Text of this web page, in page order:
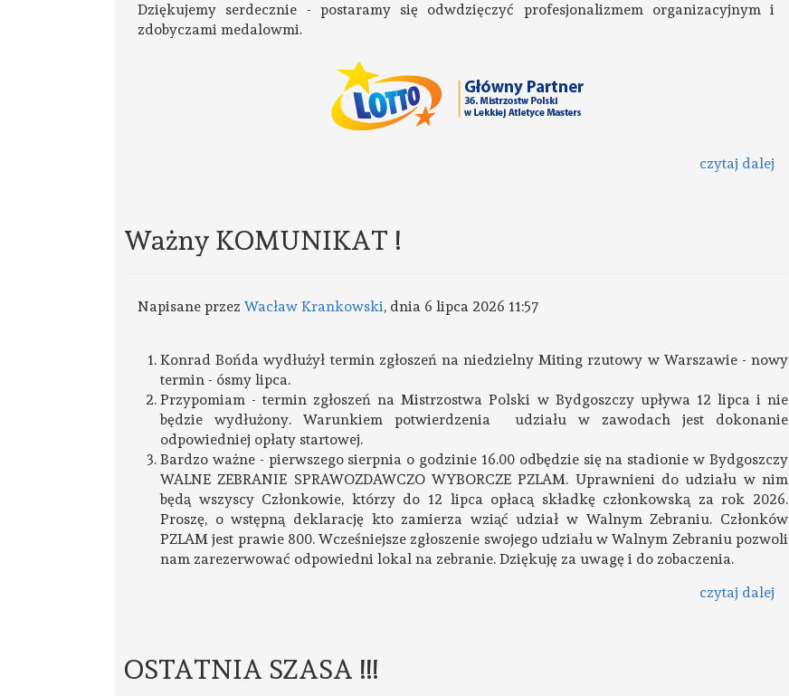
Dziękujemy serdecznie - postaramy się odwdzięczyć profesjonalizmem organizacyjnym i
zdobyczami medalowmi.
czytaj dalej
Ważny KOMUNIKAT !
Napisane przez Wacław Krankowski, dnia 6 lipca 2026 11:57
Konrad Bońda wydłużył termin zgłoszeń na niedzielny Miting rzutowy w Warszawie - nowy
termin - ósmy lipca.
Przypomiam - termin zgłoszeń na Mistrzostwa Polski w Bydgoszczy upływa 12 lipca i nie
będzie wydłużony. Warunkiem potwierdzenia udziału w zawodach jest dokonanie
odpowiedniej opłaty startowej.
Bardzo ważne - pierwszego sierpnia o godzinie 16.00 odbędzie się na stadionie w Bydgoszczy
WALNE ZEBRANIE SPRAWOZDAWCZO WYBORCZE PZLAM. Uprawnieni do udziału w nim
będą wszyscy Członkowie, którzy do 12 lipca opłacą składkę członkowską za rok 2026.
Proszę, o wstępną deklarację kto zamierza wziąć udział w Walnym Zebraniu. Członków
PZLAM jest prawie 800. Wcześniejsze zgłoszenie swojego udziału w Walnym Zebraniu pozwoli
nam zarezerwować odpowiedni lokal na zebranie. Dziękuję za uwagę i do zobaczenia.
czytaj dalej
OSTATNIA SZASA !!!